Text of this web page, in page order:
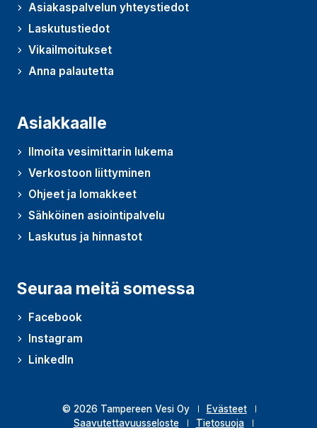
Asiakaspalvelun yhteystiedot
Laskutustiedot
Vikailmoitukset
Anna palautetta
(Avautuu uudessa ikkunassa)
Asiakkaalle
Ilmoita vesimittarin lukema
Verkostoon liittyminen
Ohjeet ja lomakkeet
Sähköinen asiointipalvelu
Laskutus ja hinnastot
Seuraa meitä somessa
Facebook
Instagram
LinkedIn
© 2026 Tampereen Vesi Oy
Evästeet
Saavutettavuusseloste
Tietosuoja